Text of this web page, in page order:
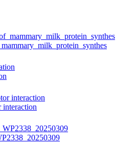
interaction